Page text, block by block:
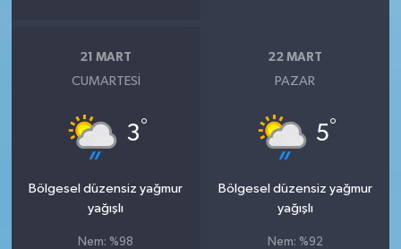
21 MART
CUMARTESI
3°
Bölgesel düzensiz yağmur
yağışlı
Nem: %98
22 MART
PAZAR
5°
Bölgesel düzensiz yağmur
yağışlı
Nem: %92